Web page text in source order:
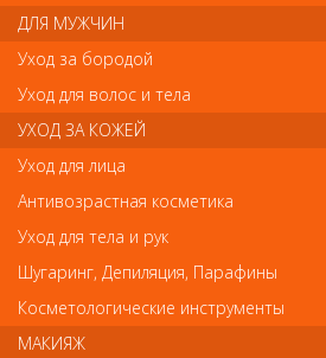
Нет в
В закладки
кутикулу с ногтевой пластины.
заменяет апельсиновую палочку.
материал можно дезинфицировать в
что значительно увеличивает срок
Код: 8475336
ДЛЯ МУЖЧИН
Уход за бородой
Уход для волос и тела
УХОД ЗА КОЖЕЙ
Уход для лица
Антивозрастная косметика
Уход для тела и рук
Шугаринг, Депиляция, Парафины
Косметологические инструменты
МАКИЯЖ